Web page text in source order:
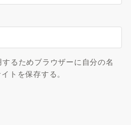
るためブラウザーに自分の名
トを保存する。